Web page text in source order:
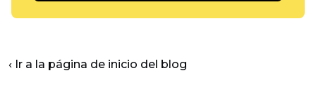
‹ Ir a la página de inicio del blog